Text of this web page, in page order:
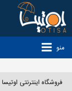
منو
فروشگاه اینترنتی اوتیسا